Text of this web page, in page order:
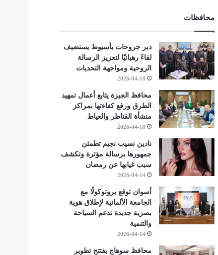
محافظات
دير جروحات بأسيوط يستضيف
لقاءً رهبانيًا لتعزيز الرسالة
الروحية ومواجهة التحديات
2026-04-18
محافظ الجيزة يتابع أعمال تمهيد
الطرق ورفع كفاءتها بمراكز
منشأة القناطر والعياط
2026-04-18
نادين نسيب نجيم تطمئن
جمهورها برسالة مؤثرة وتكشف
سبب غيابها عن رمضان
2026-04-14
أسوان توقع بروتوكولًا مع
الجامعة الألمانية لإطلاق هوية
بصرية جديدة تدعم السياحة
والتنمية
2026-04-14
محافظ سوهاج يفتتح تطوير